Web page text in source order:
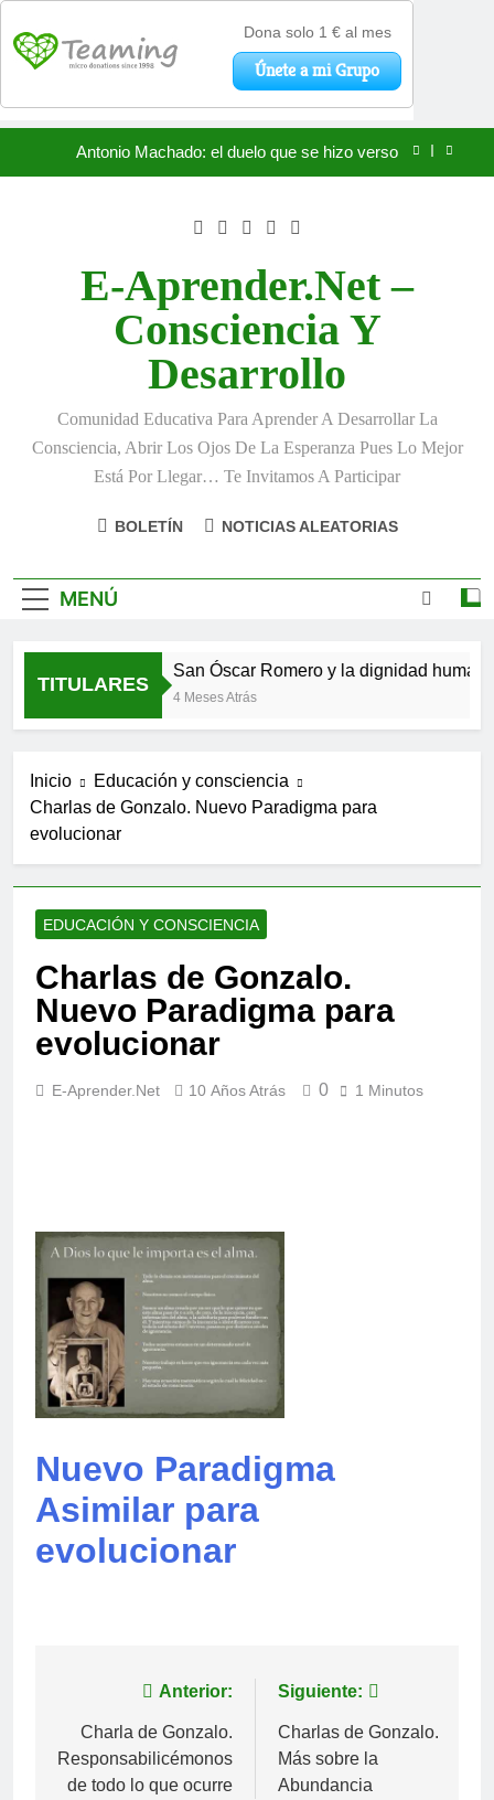
«La kinesina y la felicidad: cómo una proteína
Antonio Machado: el duelo que se hizo verso
«La kinesina y la felicidad: cómo una proteína
impulsa tu bienestar»
Antonio Machado: el duelo que se hizo verso
🌸 La fuerza olvidada de la ternura
E-Aprender.net –
Consciencia Y
Desarrollo
Comunidad Educativa Para Aprender A Desarrollar La
Consciencia, Abrir Los Ojos De La Esperanza Pues Lo Mejor
Está Por Llegar… Te Invitamos A Participar
BOLETÍN NOTICIAS ALEATORIAS
MENÚ
TITULARES
San Óscar Romero y la dignidad humana
4 Meses Atrás
Inicio
Educación y consciencia
Charlas de Gonzalo. Nuevo Paradigma para
evolucionar
EDUCACIÓN Y CONSCIENCIA
Charlas de Gonzalo.
Nuevo Paradigma para
evolucionar
E-Aprender.net 10 Años Atrás 0 1 Minutos
Nuevo Paradigma
Asimilar para
evolucionar
Navegación
de
entradas
Anterior:
Charla de Gonzalo.
Responsabilicémonos
de todo lo que ocurre
Siguiente:
Charlas de Gonzalo.
Más sobre la
Abundancia